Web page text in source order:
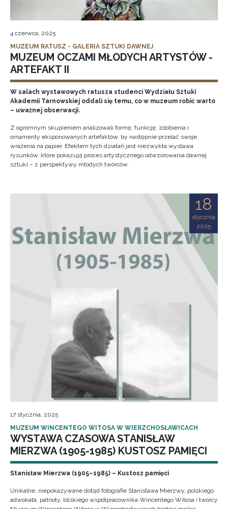
4 czerwca, 2025
MUZEUM RATUSZ - GALERIA SZTUKI DAWNEJ
MUZEUM OCZAMI MŁODYCH ARTYSTÓW -
ARTEFAKT II
W salach wystawowych ratusza studenci Wydziału Sztuki
Akademii Tarnowskiej oddali się temu, co w muzeum robić warto
– uważnej obserwacji.
Z ogromnym skupieniem analizowali formę, funkcję, zdobienia i
ornamenty eksponowanych artefaktów, by następnie przelać swoje
wrażenia na papier. Efektem tych działań jest niezwykła wystawa
rysunków, które pokazują proces artystycznego odwzorowania dawnej
sztuki – z perspektywy młodych twórców.
18
stycznia
2025
17 stycznia, 2025
MUZEUM WINCENTEGO WITOSA W WIERZCHOSŁAWICACH
WYSTAWA CZASOWA STANISŁAW
MIERZWA (1905-1985) KUSTOSZ PAMIĘCI
Stanisław Mierzwa (1905–1985) – Kustosz pamięci
Unikalne, niepokazywane dotąd fotografie Stanisława Mierzwy, polskiego
adwokata, patrioty, bliskiego współpracownika Wincentego Witosa i twórcy